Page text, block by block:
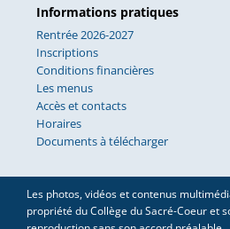
Informations pratiques
Rentrée 2026-2027
Inscriptions
Conditions financières
Les menus
Accès et contacts
Horaires
Documents à télécharger
Les photos, vidéos et contenus
propriété du Collège du Sacré-Coeur et